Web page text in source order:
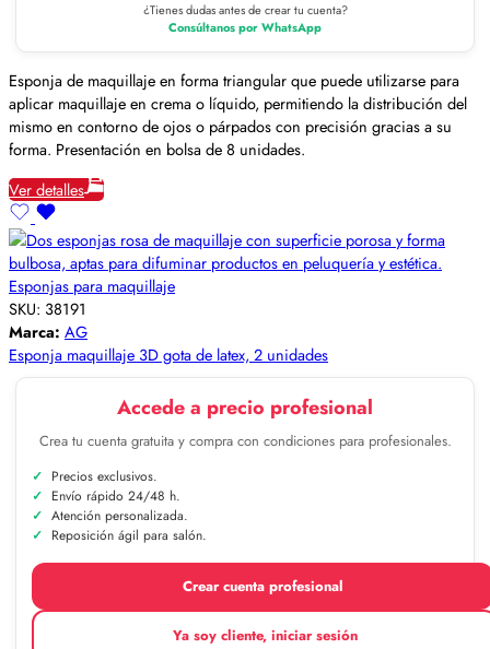
¿Tienes dudas antes de crear tu cuenta?
Consúltanos por WhatsApp
Esponja de maquillaje en forma triangular que puede utilizarse para
aplicar maquillaje en crema o líquido, permitiendo la distribución del
mismo en contorno de ojos o párpados con precisión gracias a su
forma. Presentación en bolsa de 8 unidades.
Ver detalles
Esponjas para maquillaje
SKU: 38191
Marca: AG
Esponja maquillaje 3D gota de latex, 2 unidades
Accede a precio profesional
Crea tu cuenta gratuita y compra con condiciones para profesionales.
Precios exclusivos.
Envío rápido 24/48 h.
Atención personalizada.
Reposición ágil para salón.
Crear cuenta profesional
Ya soy cliente, iniciar sesión